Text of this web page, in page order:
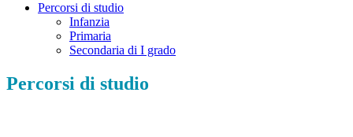
Percorsi di studio
Infanzia
Primaria
Secondaria di I grado
Percorsi di studio